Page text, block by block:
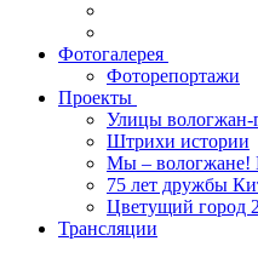
Фотогалерея
Фоторепортажи
Проекты
Улицы вологжан-
Штрихи истории
Мы – вологжане!
75 лет дружбы
Цветущий город
Трансляции